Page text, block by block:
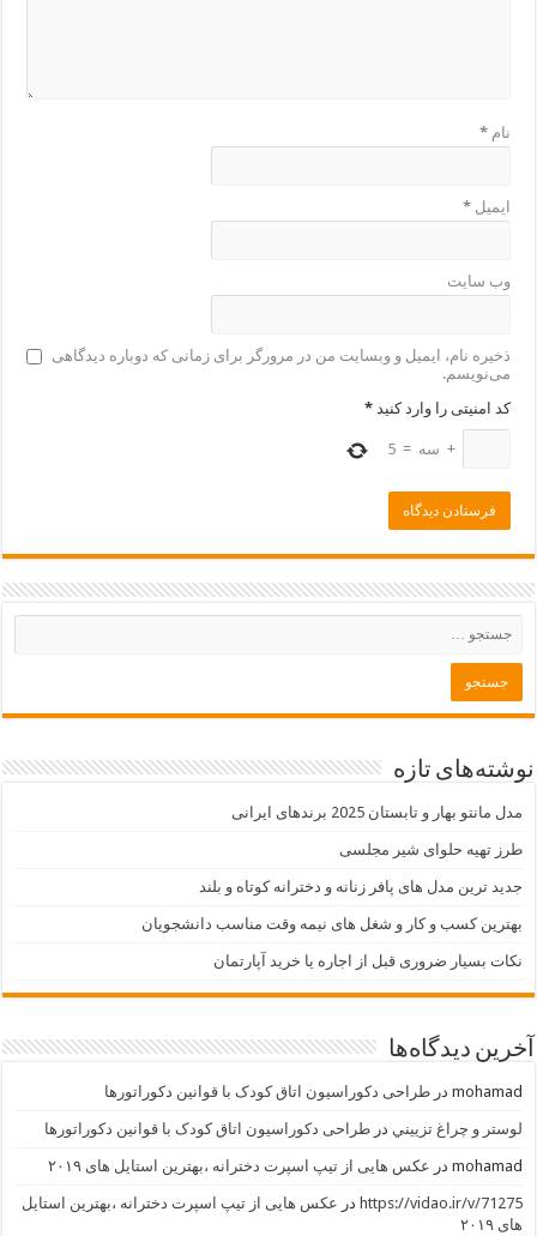
نام*
ایمیل*
وب‌ سایت
ذخیره نام، ایمیل و وبسایت من در مرورگر برای زمانی که دوباره دیدگاهی
می‌نویسم.
کد امنیتی را وارد کنید *
+ سه =
5
نوشته‌های تازه
مدل مانتو بهار و تابستان 2025 برندهای ایرانی
طرز تهیه حلوای شیر مجلسی
جدید ترین مدل های پافر زنانه و دخترانه کوتاه و بلند
بهترین کسب و کار و شغل های نیمه وقت مناسب دانشجویان
نکات بسیار ضروری قبل از اجاره یا خرید آپارتمان
آخرین دیدگاه‌ها
mohamad درطراحی دکوراسیون اتاق کودک با قوانین دکوراتورها
لوستر و چراغ تزييني درطراحی دکوراسیون اتاق کودک با قوانین دکوراتورها
mohamad در عکس هایی از تیپ اسپرت دخترانه ،بهترین استایل های ۲۰۱۹
https://vidao.ir/v/71275 در عکس هایی از تیپ اسپرت دخترانه ،بهترین استایل
های ۲۰۱۹